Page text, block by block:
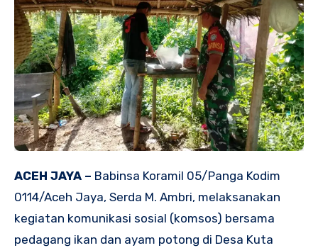
ACEH JAYA – Babinsa Koramil 05/Panga Kodim
0114/Aceh Jaya, Serda M. Ambri, melaksanakan
kegiatan komunikasi sosial (komsos) bersama
pedagang ikan dan ayam potong di Desa Kuta